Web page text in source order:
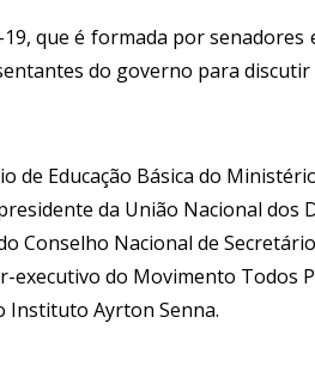
que é formada por
do governo para
de Educação Básica do
da União Nacional dos
Conselho Nacional de
do Movimento Todos
Instituto Ayrton Senna.